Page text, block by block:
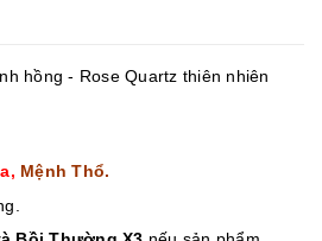
hồng - Rose Quartz thiên nhiên
Mệnh Thổ.